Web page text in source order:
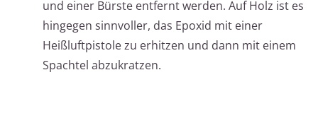
und einer Bürste entfernt werden. Auf Holz ist es
hingegen sinnvoller, das Epoxid mit einer
Heißluftpistole zu erhitzen und dann mit einem
Spachtel abzukratzen.